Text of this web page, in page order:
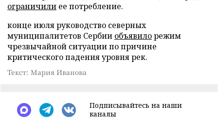
ограничили ее потребление.
конце июля руководство северных
муниципалитетов Сербии объявилорежим
чрезвычайной ситуации по причине
критического падения уровня рек.
Текст: Мария Иванова
Подписывайтесь на наши
каналы